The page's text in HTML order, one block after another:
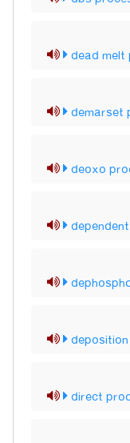
dead melt
demarset
deoxo
direct